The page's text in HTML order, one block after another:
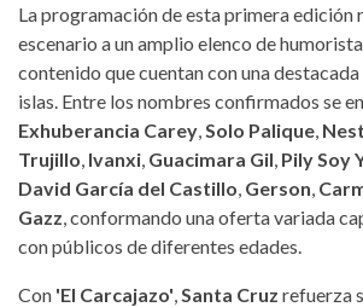
La programación de esta primera edición
escenario a un amplio elenco de
contenido que cuentan con una
islas. Entre los nombres confirmados se
Exhuberancia Carey,Solo Palique,
Trujillo, Ivanxi, Guacimara Gil, Pily Soy
David García del Castillo, Gerson,
Gazz, conformando una oferta variada
con públicos de diferentes edades.
Con 'El Carcajazo',Santa Cruz refuerza